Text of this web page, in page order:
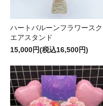
ハートバルーンフラワースク
エアスタンド
15,000円(税込16,500円)